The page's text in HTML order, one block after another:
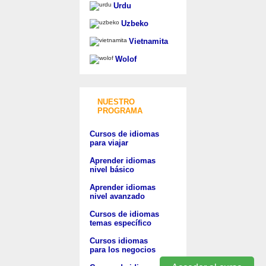
Urdu
Uzbeko
Vietnamita
Wolof
NUESTRO
PROGRAMA
Cursos de idiomas
para viajar
Aprender idiomas
nivel básico
Aprender idiomas
nivel avanzado
Cursos de idiomas
temas específico
Cursos idiomas
para los negocios